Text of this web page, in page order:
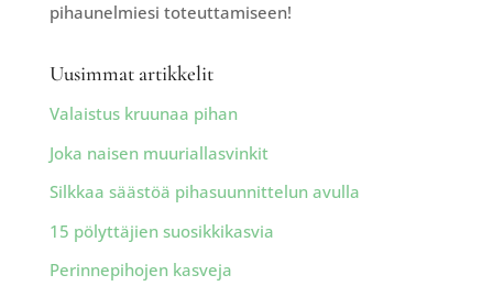
pihaunelmiesi toteuttamiseen!
Uusimmat artikkelit
Valaistus kruunaa pihan
Joka naisen muuriallasvinkit
Silkkaa säästöä pihasuunnittelun avulla
15 pölyttäjien suosikkikasvia
Perinnepihojen kasveja